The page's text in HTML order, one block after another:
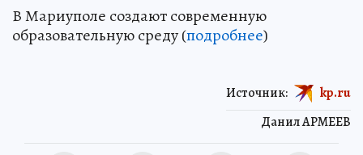
В Мариуполе создают современную
образовательную среду (подробнее)
Данил АРМЕЕВ
Источник: kp.ru